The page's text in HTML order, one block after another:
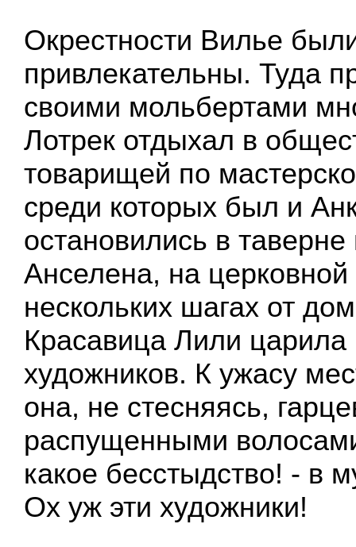
Окрестности Вилье
привлекательны. Туда
своими мольбертами
Лотрек отдыхал в
товарищей по
среди которых был и
остановились в
Анселена, на
нескольких шагах от
Красавица Лили царила
художников. К ужасу
она, не стесняясь,
распущенными
какое бесстыдство! - в
Ох уж эти художники!